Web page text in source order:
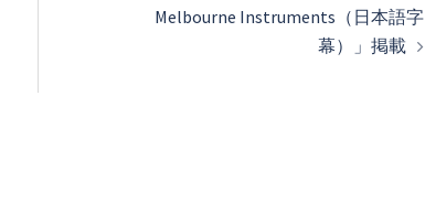
Melbourne Instruments（日本語字
幕）」掲載